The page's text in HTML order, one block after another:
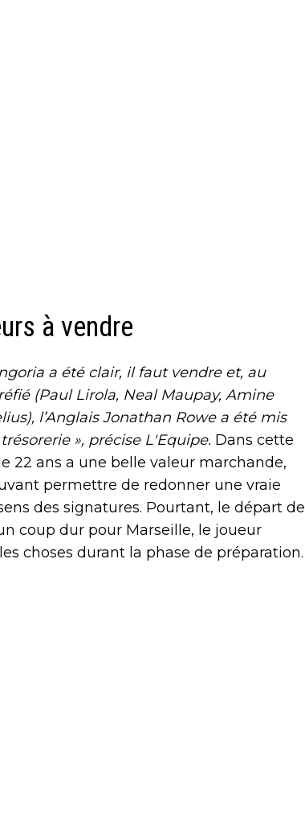
à vendre
a été clair, il faut vendre et, au
(Paul Lirola, Neal Maupay, Amine
l’Anglais Jonathan Rowe a été mis
», précise L'Equipe. Dans cette
22 ans a une belle valeur marchande,
permettre de redonner une vraie
des signatures. Pourtant, le départ de
coup dur pour Marseille, le joueur
choses durant la phase de préparation.